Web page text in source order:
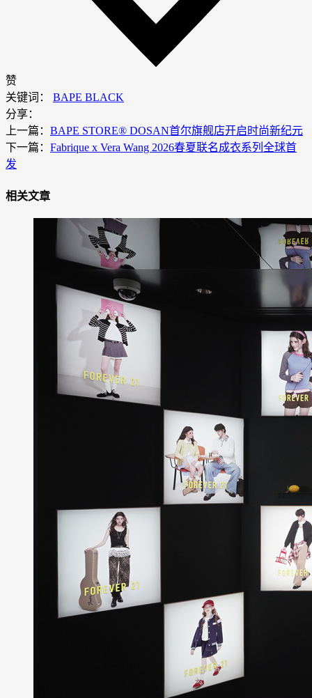
赞
关键词： BAPE BLACK
分享：
上一篇： BAPE STORE® DOSAN首尔旗舰店开启时尚新纪元
下一篇： Fabrique x Vera Wang 2026春夏联名成衣系列全球首
发
相关文章